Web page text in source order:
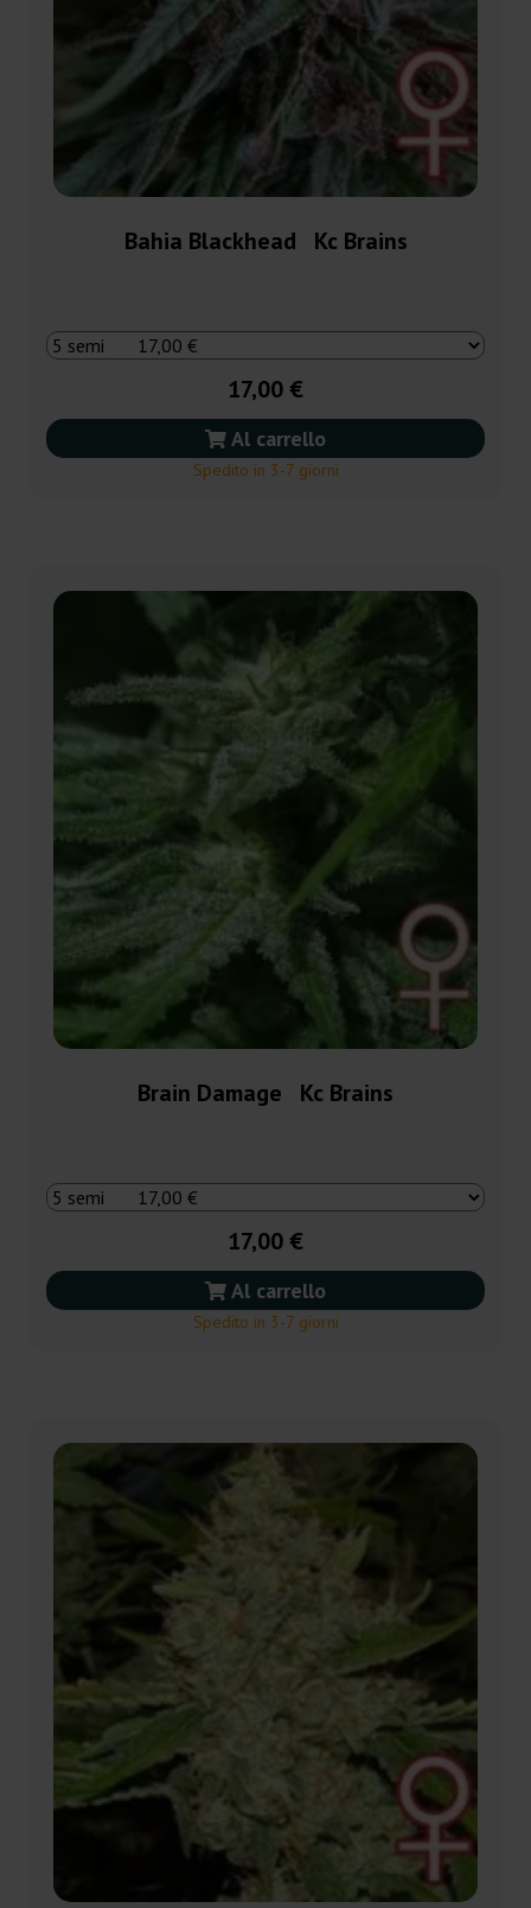
Bahia Blackhead Kc Brains
17,00 €
Al carrello
Spedito in 3-7 giorni
Brain Damage Kc Brains
17,00 €
Al carrello
Spedito in 3-7 giorni